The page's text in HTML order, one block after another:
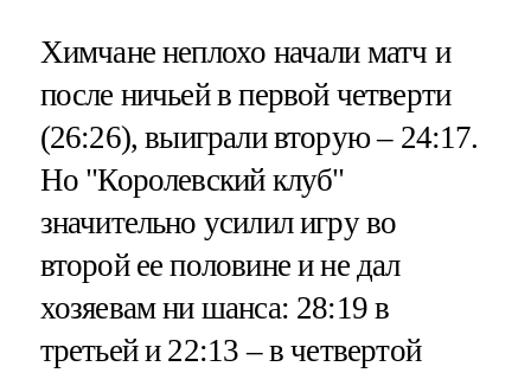
Химчане неплохо начали матч и
после ничьей в первой четверти
(26:26), выиграли вторую – 24:17.
Но "Королевский клуб"
значительно усилил игру во
второй ее половине и не дал
хозяевам ни шанса: 28:19 в
третьей и 22:13 – в четвертой